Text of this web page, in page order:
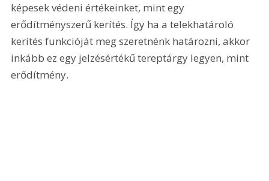
képesek védeni értékeinket, mint egy
erődítményszerű kerítés. Így ha a telekhatároló
kerítés funkcióját meg szeretnénk határozni, akkor
inkább ez egy jelzésértékű tereptárgy legyen, mint
erődítmény.